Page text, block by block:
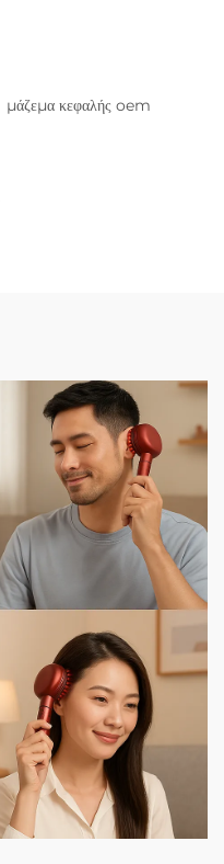
μάζεμα κεφαλής oem